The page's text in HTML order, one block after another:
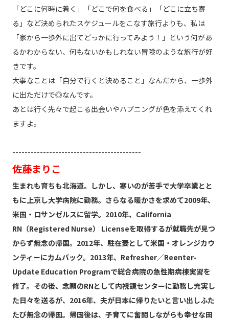
「どこに何時に着く」「どこで何を食べる」「どこに立ち寄
る」など決められたスケジュールをこなす旅行よりも、私は
「家から一歩外に出てどっかに行ってみよう！」という何があ
るかわからない、何もないかもしれない冒険のような旅行が好
きです。
大事なことは「自分で行くと決めること」なんだから、一歩外
に出ただけで◎なんです。
あとは行く先々で起こる出会いやハプニングが色を添えてくれ
ますよ。
------------------------------------------
佐藤まりこ
生まれも育ちも北海道。しかし、寒いのが苦手で大学卒業とと
もに上京し大学病院に勤務。さらなる暖かさを求めて2009年、
米国・ロサンゼルスに留学。2010年、California
RN（Registered Nurse） Licenseを取得するが就職先が見つ
からず無念の帰国。2012年、駐在妻として米国・オレンジカウ
ンティーにカムバック。2013年、Refresher／Reenter-
Update Education Programで総合病院の急性期病棟実習を
修了。その後、念願のRNとして内視鏡センターに勤務し充実し
た日々を送るが、2016年、夫が日本に帰りたいと言い出しふた
たび無念の帰国。帰国後は、子育てに奮闘しながらも幸せな田